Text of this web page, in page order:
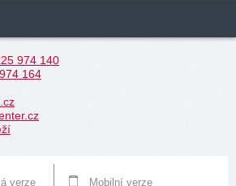
974 140
164
verze Mobilní verze